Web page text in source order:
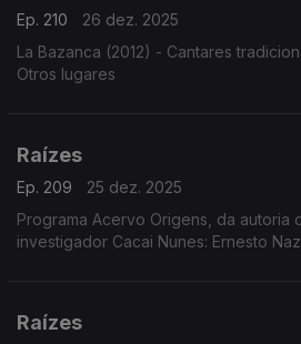
Ep. 210
26 dez. 2025
La Bazanca (2012) - Cantares
Otros lugares
Raízes
Ep. 209
25 dez. 2025
Programa Acervo Origens, da autoria
investigador Cacai Nunes: Ernesto Nazareth com o Duo
Raízes